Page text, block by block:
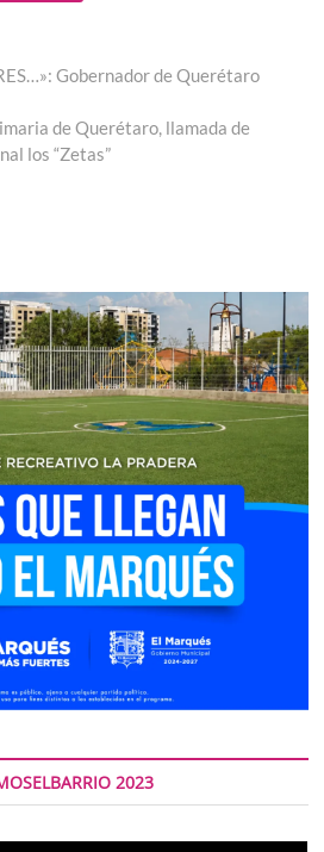
Gobernador de Querétaro
de Querétaro, llamada de
los “Zetas”
2023